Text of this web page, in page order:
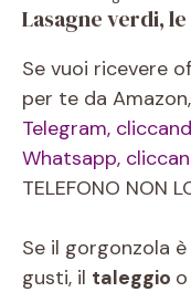
Lasagne verdi,
Se vuoi ricevere
per te da Amazon,
Telegram,
Whatsapp,
TELEFONO NON
Se il gorgonzola
gusti, il taleggio